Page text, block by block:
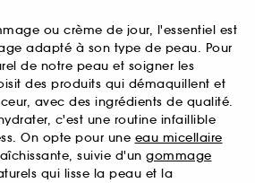
ou crème de jour, l'essentiel est
adapté à son type de peau. Pour
de notre peau et soigner les
des produits qui démaquillent et
avec des ingrédients de qualité.
c'est une routine infaillible
On opte pour une eau micellaire
suivie d'un gommage
qui lisse la peau et la